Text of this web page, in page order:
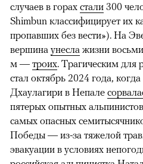
случаев в горах стали 300
Shimbun классифицирует их
пропавших без вести»). На
вершина унесла жизни
м — троих. Трагическим для
стал октябрь 2024 года,
Дхаулагири в Непале
пятерых опытных
самых опасных
Победы — из-за тяжелой
эвакуации в условиях